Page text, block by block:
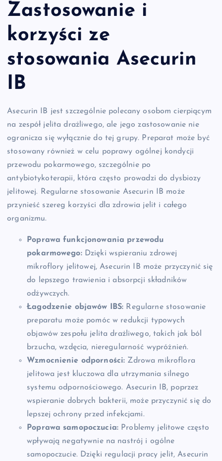
Zastosowanie i
korzyści ze
stosowania Asecurin
IB
Asecurin IB jest szczególnie polecany osobom cierpiącym
na zespół jelita drażliwego, ale jego zastosowanie nie
ogranicza się wyłącznie do tej grupy. Preparat może być
stosowany również w celu poprawy ogólnej kondycji
przewodu pokarmowego, szczególnie po
antybiotykoterapii, która często prowadzi do dysbiozy
jelitowej. Regularne stosowanie Asecurin IB może
przynieść szereg korzyści dla zdrowia jelit i całego
organizmu.
Poprawa funkcjonowania przewodu
pokarmowego:Dzięki wspieraniu zdrowej
mikroflory jelitowej, Asecurin IB może przyczynić się
do lepszego trawienia i absorpcji składników
odżywczych.
Łagodzenie objawów IBS: Regularne stosowanie
preparatu może pomóc w redukcji typowych
objawów zespołu jelita drażliwego, takich jak ból
brzucha, wzdęcia, nieregularność wypróżnień.
Wzmocnienie odporności: Zdrowa mikroflora
jelitowa jest kluczowa dla utrzymania silnego
systemu odpornościowego. Asecurin IB, poprzez
wspieranie dobrych bakterii, może przyczynić się do
lepszej ochrony przed infekcjami.
Poprawa samopoczucia: Problemy jelitowe często
wpływają negatywnie na nastrój i ogólne
samopoczucie. Dzięki regulacji pracy jelit, Asecurin